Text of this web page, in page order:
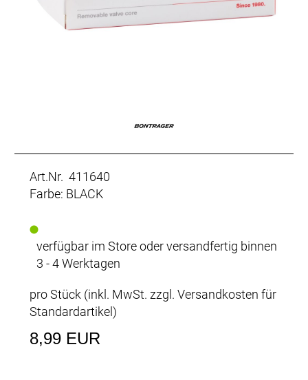
Art.Nr. 411640
Farbe: BLACK
verfügbar im Store oder versandfertig binnen
3 - 4 Werktagen
pro Stück (inkl. MwSt. zzgl. Versandkosten für
Standardartikel)
8,99 EUR